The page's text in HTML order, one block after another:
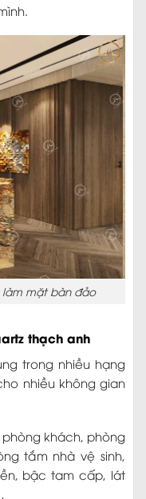
làm mặt bàn đảo
thạch anh
trong nhiều hạng
nhiều không gian
khách, phòng
tắm nhà vệ sinh,
bậc tam cấp, lát